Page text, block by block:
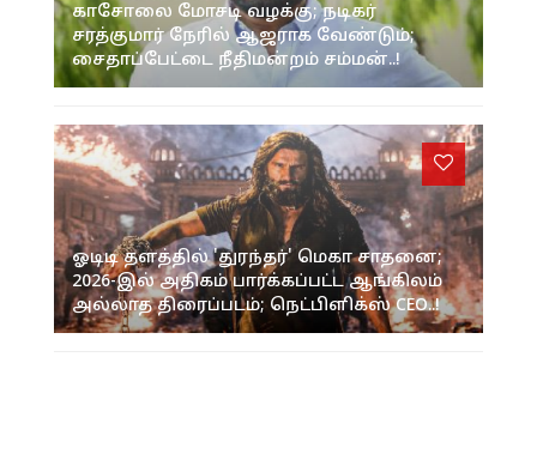
காசோலை மோசடி வழக்கு; நடிகர்
சரத்குமார் நேரில் ஆஜராக வேண்டும்;
சைதாப்பேட்டை நீதிமன்றம் சம்மன்..!
ஓடிடி தளத்தில் 'துரந்தர்' மெகா சாதனை;
2026-இல் அதிகம் பார்க்கப்பட்ட ஆங்கிலம்
அல்லாத திரைப்படம்; நெட்பிளிக்ஸ் CEO..!